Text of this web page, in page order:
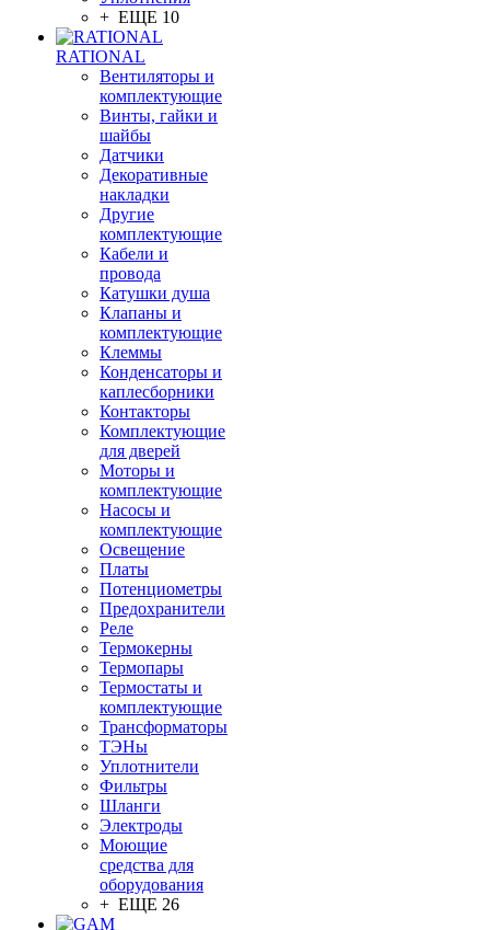
+ ЕЩЕ 10
RATIONAL
Вентиляторы и
комплектующие
Винты, гайки и
шайбы
Датчики
Декоративные
накладки
Другие
комплектующие
Кабели и
провода
Катушки душа
Клапаны и
комплектующие
Клеммы
Конденсаторы и
каплесборники
Контакторы
Комплектующие
для дверей
Моторы и
комплектующие
Насосы и
комплектующие
Освещение
Платы
Потенциометры
Предохранители
Реле
Термокерны
Термопары
Термостаты и
комплектующие
Трансформаторы
ТЭНы
Уплотнители
Фильтры
Шланги
Электроды
Моющие
средства для
оборудования
+ ЕЩЕ 26